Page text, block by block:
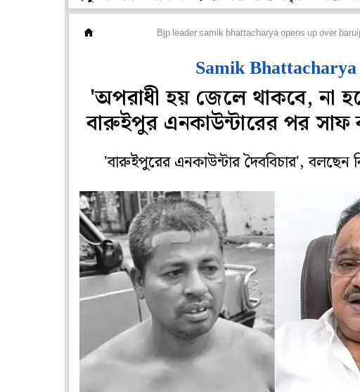
Bjp leader samik bhattacharya opens up over
Samik Bhattacharya
'অপরাধী হয় জেলে থাকবে, না
বারুইপুর এনকাউন্টারের পর
'বারুইপুরের এনকাউন্টার দৈববিচার', বলছেন